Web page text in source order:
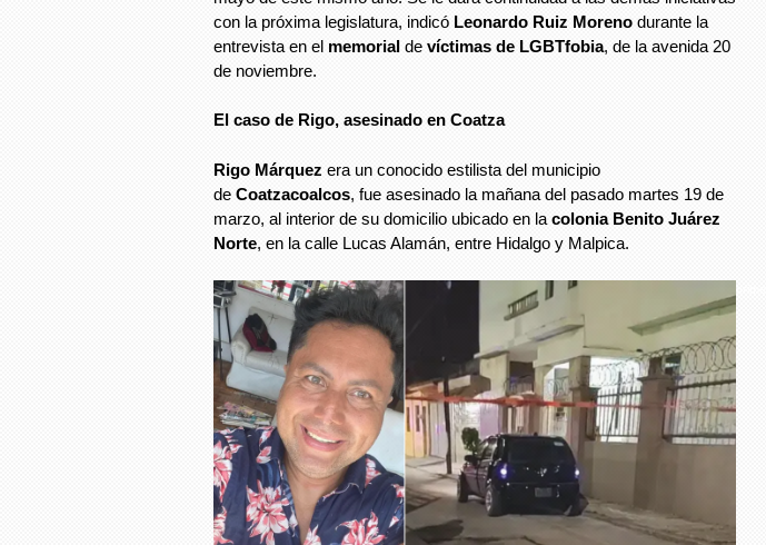
con la próxima legislatura, indicó Leonardo Ruiz Moreno durante la
entrevista en el memorial de víctimas de LGBTfobia, de la avenida 20
de noviembre.
El caso de Rigo, asesinado en Coatza
Rigo Márquez era un conocido estilista del municipio
de Coatzacoalcos, fue asesinado la mañana del pasado martes 19 de
marzo, al interior de su domicilio ubicado en la colonia Benito Juárez
Norte, en la calle Lucas Alamán, entre Hidalgo y Malpica.